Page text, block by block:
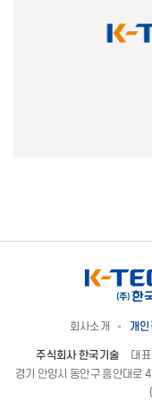
회사소개 개
주식회사 한국기술 대
경기 안양시 동안구 흥안대로